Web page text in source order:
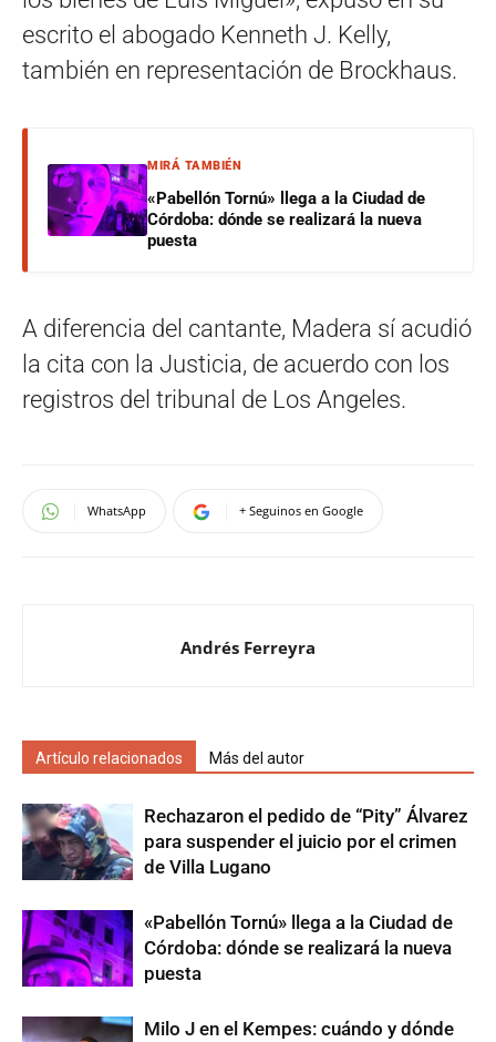
escrito el abogado Kenneth J. Kelly,
también en representación de Brockhaus.
MIRÁ TAMBIÉN
«Pabellón Tornú» llega a la Ciudad de
Córdoba: dónde se realizará la nueva
puesta
A diferencia del cantante, Madera sí acudió
la cita con la Justicia, de acuerdo con los
registros del tribunal de Los Angeles.
WhatsApp + Seguinos en Google
Andrés Ferreyra
Artículo relacionados Más del autor
Rechazaron el pedido de “Pity” Álvarez
para suspender el juicio por el crimen
de Villa Lugano
«Pabellón Tornú» llega a la Ciudad de
Córdoba: dónde se realizará la nueva
puesta
Milo J en el Kempes: cuándo y dónde